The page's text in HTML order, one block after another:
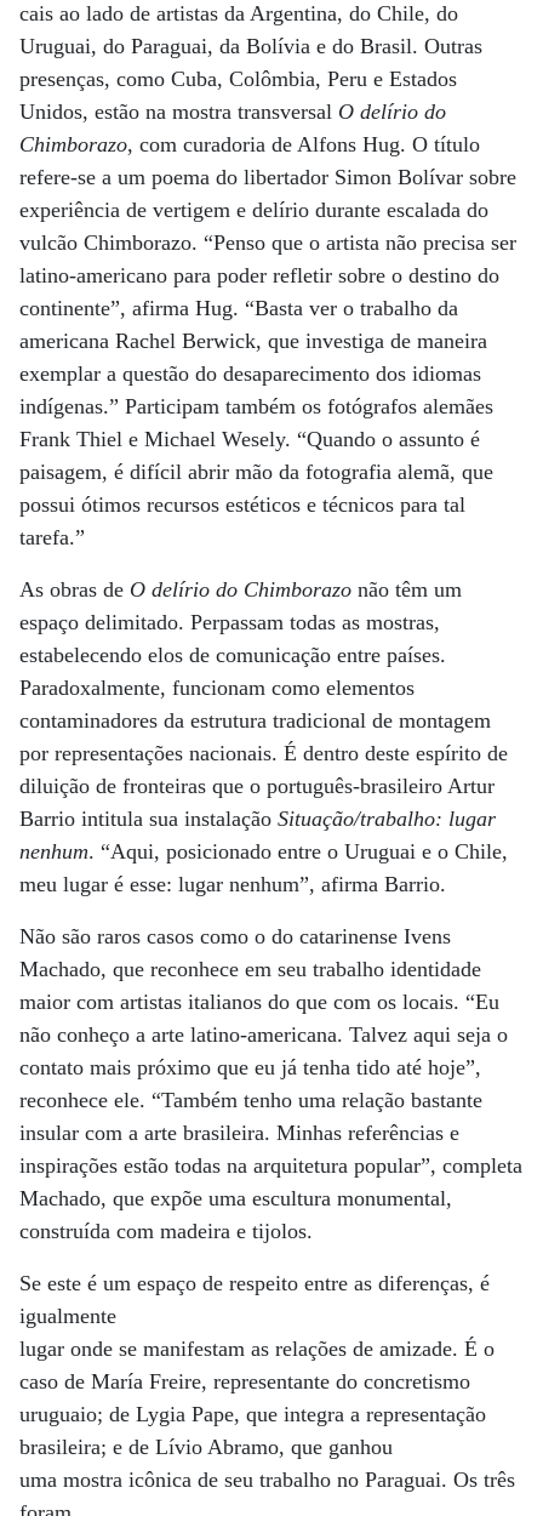
cais ao lado de artistas da Argentina, do Chile, do
Uruguai, do Paraguai, da Bolívia e do Brasil. Outras
presenças, como Cuba, Colômbia, Peru e Estados
Unidos, estão na mostra transversal O delírio do
Chimborazo, com curadoria de Alfons Hug. O título
refere-se a um poema do libertador Simon Bolívar sobre
experiência de vertigem e delírio durante escalada do
vulcão Chimborazo. “Penso que o artista não precisa ser
latino-americano para poder refletir sobre o destino do
continente”, afirma Hug. “Basta ver o trabalho da
americana Rachel Berwick, que investiga de maneira
exemplar a questão do desaparecimento dos idiomas
indígenas.” Participam também os fotógrafos alemães
Frank Thiel e Michael Wesely. “Quando o assunto é
paisagem, é difícil abrir mão da fotografia alemã, que
possui ótimos recursos estéticos e técnicos para tal
tarefa.”
As obras de O delírio do Chimborazo não têm um
espaço delimitado. Perpassam todas as mostras,
estabelecendo elos de comunicação entre países.
Paradoxalmente, funcionam como elementos
contaminadores da estrutura tradicional de montagem
por representações nacionais. É dentro deste espírito de
diluição de fronteiras que o português-brasileiro Artur
Barrio intitula sua instalação Situação/trabalho: lugar
nenhum. “Aqui, posicionado entre o Uruguai e o Chile,
meu lugar é esse: lugar nenhum”, afirma Barrio.
Não são raros casos como o do catarinense Ivens
Machado, que reconhece em seu trabalho identidade
maior com artistas italianos do que com os locais. “Eu
não conheço a arte latino-americana. Talvez aqui seja o
contato mais próximo que eu já tenha tido até hoje”,
reconhece ele. “Também tenho uma relação bastante
insular com a arte brasileira. Minhas referências e
inspirações estão todas na arquitetura popular”, completa
Machado, que expõe uma escultura monumental,
construída com madeira e tijolos.
Se este é um espaço de respeito entre as diferenças, é
igualmente
lugar onde se manifestam as relações de amizade. É o
caso de María Freire, representante do concretismo
uruguaio; de Lygia Pape, que integra a representação
brasileira; e de Lívio Abramo, que ganhou
uma mostra icônica de seu trabalho no Paraguai. Os três